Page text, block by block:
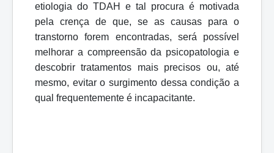
etiologia do TDAH e tal procura é motivada
pela crença de que, se as causas para o
transtorno forem encontradas, será possível
melhorar a compreensão da psicopatologia e
descobrir tratamentos mais precisos ou, até
mesmo, evitar o surgimento dessa condição a
qual frequentemente é incapacitante.